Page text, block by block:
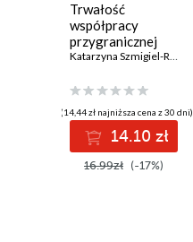
Trwałość
współpracy
przygranicznej
Katarzyna Szmigiel-Rawska
(14,44 zł najniższa cena z 30 dni)
14.10 zł
16.99zł (-17%)